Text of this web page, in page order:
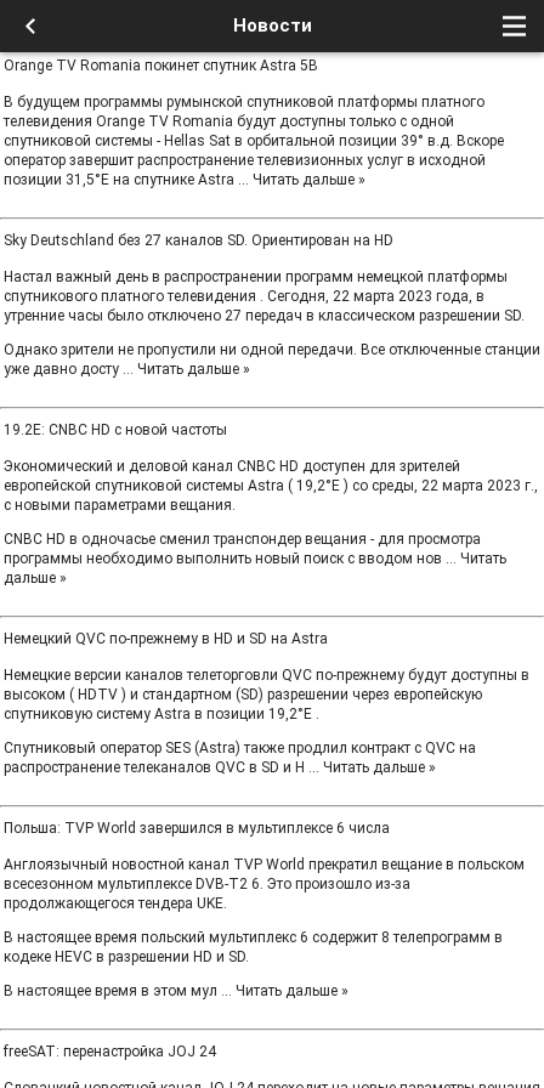
Новости
Orange TV Romania покинет спутник Astra 5B
В будущем программы румынской спутниковой платформы платного
телевидения Orange TV Romania будут доступны только с одной
спутниковой системы - Hellas Sat в орбитальной позиции 39° в.д. Вскоре
оператор завершит распространение телевизионных услуг в исходной
позиции 31,5°E на спутнике Astra ... Читать дальше »
Sky Deutschland без 27 каналов SD. Ориентирован на HD
Настал важный день в распространении программ немецкой платформы
спутникового платного телевидения . Сегодня, 22 марта 2023 года, в
утренние часы было отключено 27 передач в классическом разрешении SD.
Однако зрители не пропустили ни одной передачи. Все отключенные станции
уже давно досту ... Читать дальше »
19.2E: CNBC HD с новой частоты
Экономический и деловой канал CNBC HD доступен для зрителей
европейской спутниковой системы Astra ( 19,2°E ) со среды, 22 марта 2023 г.,
с новыми параметрами вещания.
CNBC HD в одночасье сменил транспондер вещания - для просмотра
программы необходимо выполнить новый поиск с вводом нов ... Читать
дальше »
Немецкий QVC по-прежнему в HD и SD на Astra
Немецкие версии каналов телеторговли QVC по-прежнему будут доступны в
высоком ( HDTV ) и стандартном (SD) разрешении через европейскую
спутниковую систему Astra в позиции 19,2°E .
Спутниковый оператор SES (Astra) также продлил контракт с QVC на
распространение телеканалов QVC в SD и H ... Читать дальше »
Польша: TVP World завершился в мультиплексе 6 числа
Англоязычный новостной канал TVP World прекратил вещание в польском
всесезонном мультиплексе DVB-T2 6. Это произошло из-за
продолжающегося тендера UKE.
В настоящее время польский мультиплекс 6 содержит 8 телепрограмм в
кодеке HEVC в разрешении HD и SD.
В настоящее время в этом мул ... Читать дальше »
freeSAT: перенастройка JOJ 24